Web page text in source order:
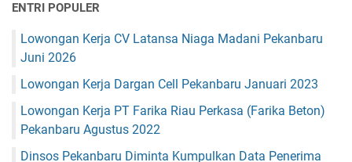
ENTRI POPULER
Lowongan Kerja CV Latansa Niaga Madani Pekanbaru
Juni 2026
Lowongan Kerja Dargan Cell Pekanbaru Januari 2023
Lowongan Kerja PT Farika Riau Perkasa (Farika Beton)
Pekanbaru Agustus 2022
Dinsos Pekanbaru Diminta Kumpulkan Data Penerima